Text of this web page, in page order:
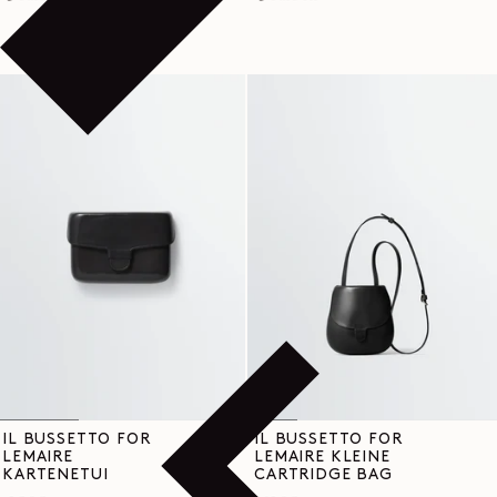
IL BUSSETTO FOR
LEMAIRE
KARTENETUI
IL BUSSETTO FOR
LEMAIRE KLEINE
CARTRIDGE BAG